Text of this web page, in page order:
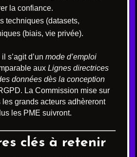
la confiance.
techniques (datasets,
(biais, vie privée).
s’agit d’un mode d’emploi
aux Lignes directrices
données dès la conception
La Commission mise sur
les grands acteurs adhèreront
les PME suivront.
clés à retenir